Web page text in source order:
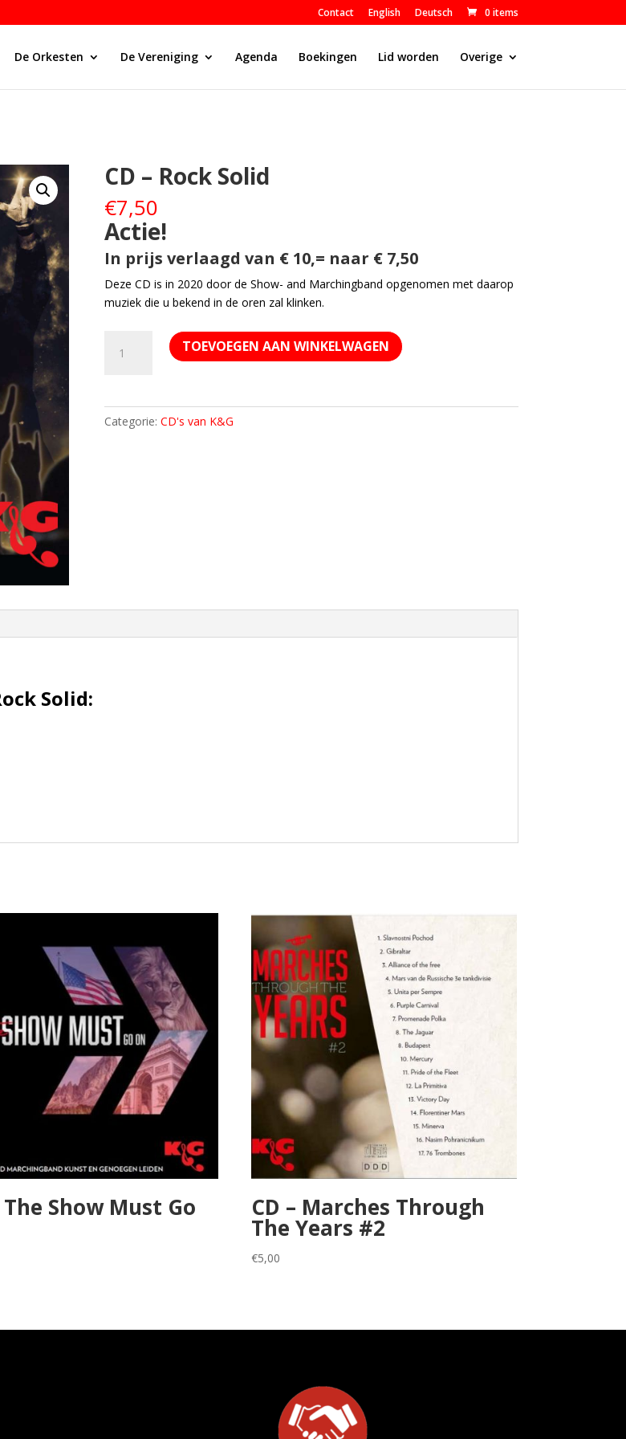
Contact English Deutsch 0 items
De Orkesten De Vereniging Agenda Boekingen Lid worden Overige
CD – Rock Solid
€7,50
Actie!
In prijs verlaagd van € 10,= naar € 7,50
Deze CD is in 2020 door de Show- and Marchingband opgenomen met daarop
muziek die u bekend in de oren zal klinken.
TOEVOEGEN AAN WINKELWAGEN
Categorie: CD's van K&G
Solid:
The Show Must Go CD – Marches Through
The Years #2
€5,00